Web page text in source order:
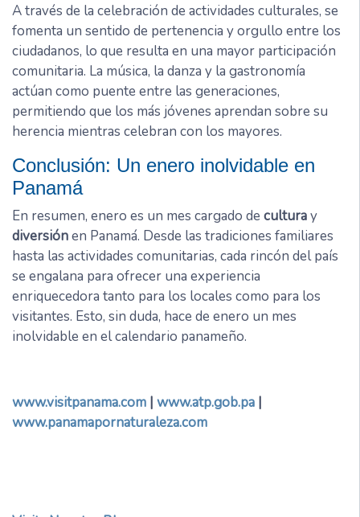
A través de la celebración de actividades culturales, se
fomenta un sentido de pertenencia y orgullo entre los
ciudadanos, lo que resulta en una mayor participación
comunitaria. La música, la danza y la gastronomía
actúan como puente entre las generaciones,
permitiendo que los más jóvenes aprendan sobre su
herencia mientras celebran con los mayores.
Conclusión: Un enero inolvidable en
Panamá
En resumen, enero es un mes cargado de culturay
diversiónen Panamá. Desde las tradiciones familiares
hasta las actividades comunitarias, cada rincón del país
se engalana para ofrecer una experiencia
enriquecedora tanto para los locales como para los
visitantes. Esto, sin duda, hace de enero un mes
inolvidable en el calendario panameño.
www.visitpanama.com | www.atp.gob.pa |
www.panamapornaturaleza.com